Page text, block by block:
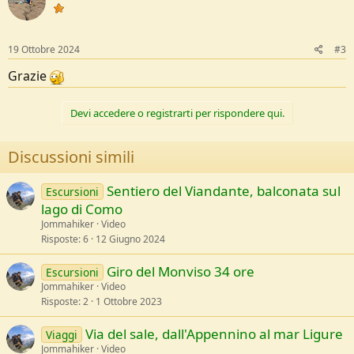
19 Ottobre 2024 #3
Grazie
Devi accedere o registrarti per rispondere qui.
Discussioni simili
Escursioni Sentiero del Viandante, balconata sul
lago di Como
Jommahiker Video
Risposte 6 12 Giugno 2024
Escursioni Giro del Monviso 34 ore
Jommahiker Video
Risposte 2 1 Ottobre 2023
Viaggi Via del sale, dall'Appennino al mar Ligure
Jommahiker Video